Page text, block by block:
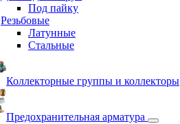
Под пайку
Резьбовые
Латунные
Cтальные
Коллекторные группы и коллекторы
Предохранительная арматура